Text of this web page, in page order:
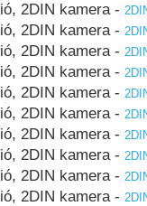
2DIN kamera -
2DIN kamera -
2DIN kamera -
2DIN kamera -
2DIN kamera -
2DIN kamera -
2DIN kamera -
2DIN kamera -
2DIN kamera -
2DIN kamera -